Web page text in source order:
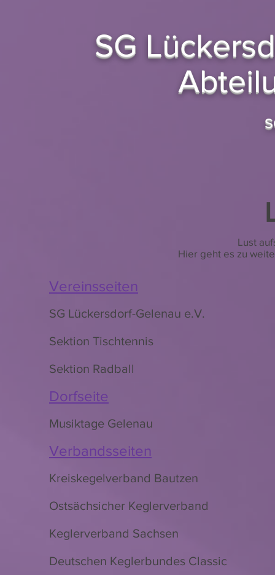
SG
Lust
Hier geht es zu
Vereinsseiten
SG Lückersdorf-Gelenau e.V.
Sektion Tischtennis
Sektion Radball
Dorfseite
Musiktage Gelenau
Verbandsseiten
Kreiskegelverband Bautzen
Ostsächsicher Keglerverband
Keglerverband Sachsen
Deutschen Keglerbundes Classic